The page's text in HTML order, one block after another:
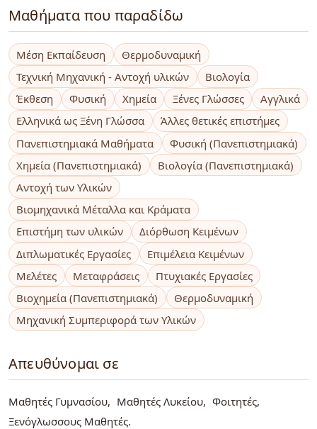
Μαθήματα που παραδίδω
Μέση Εκπαίδευση
Θερμοδυναμική
Τεχνική Μηχανική - Αντοχή υλικών
Βιολογία
Έκθεση
Φυσική Χημεία Ξένες Γλώσσες
Αγγλικά
Ελληνικά ως Ξένη Γλώσσα
Άλλες θετικές επιστήμες
Πανεπιστημιακά Μαθήματα
Φυσική (Πανεπιστημιακά)
Χημεία (Πανεπιστημιακά)
Βιολογία (Πανεπιστημιακά)
Αντοχή των Υλικών
Βιομηχανικά Μέταλλα και Κράματα
Επιστήμη των υλικών
Διόρθωση Κειμένων
Διπλωματικές Εργασίες
Επιμέλεια Κειμένων
Μελέτες
Μεταφράσεις
Πτυχιακές Εργασίες
Βιοχημεία (Πανεπιστημιακά)
Θερμοδυναμική
Μηχανική Συμπεριφορά των Υλικών
Απευθύνομαι σε
Μαθητές Γυμνασίου Μαθητές Λυκείου
Φοιτητές
Ξενόγλωσσους Μαθητές